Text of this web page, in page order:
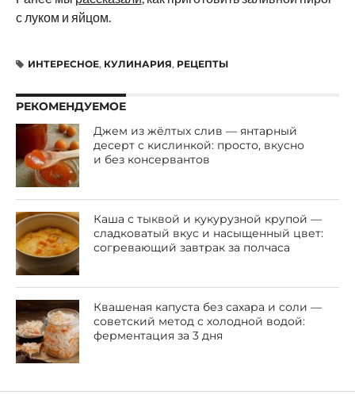
с луком и яйцом.
ИНТЕРЕСНОЕ, КУЛИНАРИЯ, РЕЦЕПТЫ
РЕКОМЕНДУЕМОЕ
Джем из жёлтых слив — янтарный
десерт с кислинкой: просто, вкусно
и без консервантов
Каша с тыквой и кукурузной крупой —
сладковатый вкус и насыщенный цвет:
согревающий завтрак за полчаса
Квашеная капуста без сахара и соли —
советский метод с холодной водой:
ферментация за 3 дня